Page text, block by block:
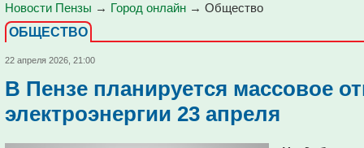
Новости Пензы → Город онлайн → Общество
ОБЩЕСТВО
22 апреля 2026, 21:00
В Пензе планируется массовое
электроэнергии 23 апреля